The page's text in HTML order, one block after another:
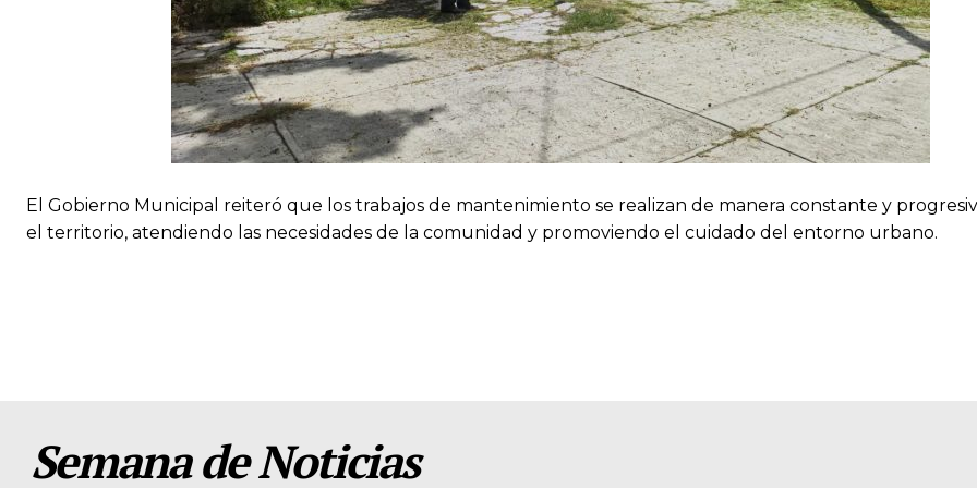
El Gobierno Municipal reiteró que los trabajos de mantenimiento se realizan de manera constante y
el territorio, atendiendo las necesidades de la comunidad y promoviendo el cuidado del entorno urbano.
Semana de Noticias